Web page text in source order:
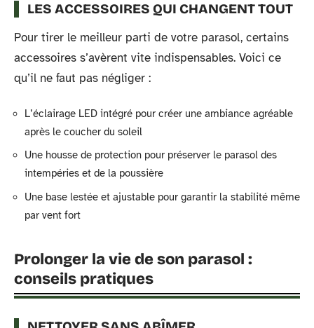
LES ACCESSOIRES QUI CHANGENT TOUT
Pour tirer le meilleur parti de votre parasol, certains
accessoires s’avèrent vite indispensables. Voici ce
qu’il ne faut pas négliger :
L’éclairage LED intégré pour créer une ambiance agréable
après le coucher du soleil
Une housse de protection pour préserver le parasol des
intempéries et de la poussière
Une base lestée et ajustable pour garantir la stabilité même
par vent fort
Prolonger la vie de son parasol :
conseils pratiques